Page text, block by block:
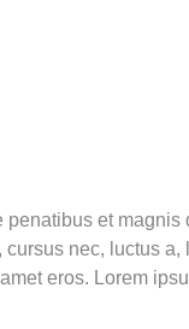
et
nec, luctus
eros. Lorem